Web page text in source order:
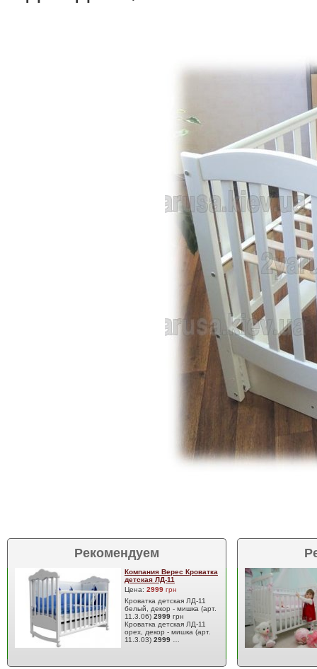
Рекомендуем
Компания Верес Кроватка
детская ЛД-11
Цена: 2999 грн
Кроватка детская ЛД-11
белый, декор - мишка (арт.
11.3.06) 2999 грн
Кроватка детская ЛД-11
орех, декор - мишка (арт.
11.3.03) 2999